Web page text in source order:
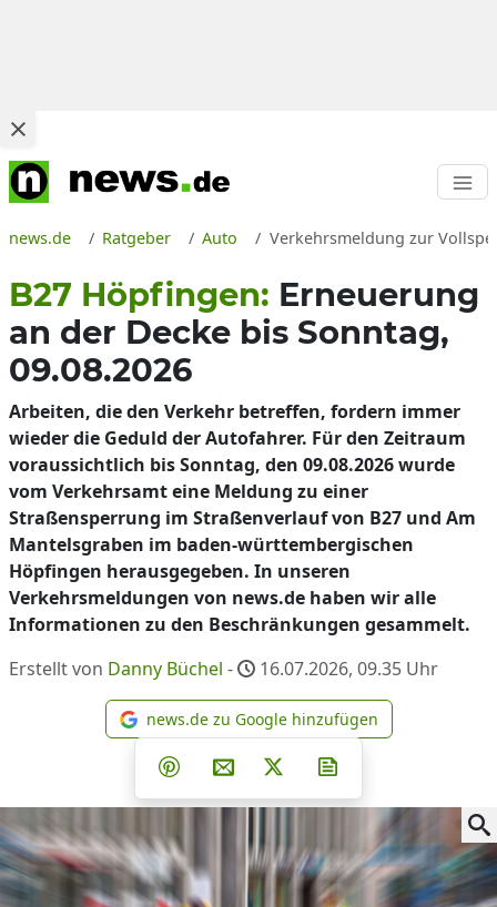
news.de Ratgeber Auto Verkehrsmeldung zur
B27 Höpfingen: Erneuerung
an der Decke bis Sonntag,
09.08.2026
Arbeiten, die den Verkehr betreffen, fordern immer
wieder die Geduld der Autofahrer. Für den Zeitraum
voraussichtlich bis Sonntag, den 09.08.2026 wurde
vom Verkehrsamt eine Meldung zu einer
Straßensperrung im Straßenverlauf von B27 und Am
Mantelsgraben im baden-württembergischen
Höpfingen herausgegeben. In unseren
Verkehrsmeldungen von news.de haben wir alle
Informationen zu den Beschränkungen gesammelt.
Erstellt von Danny Büchel - 16.07.2026, 09.35 Uhr
news.de zu Google
news.de zu Google hinzufügen
Teilen auf Facebook
Teilen auf Whatsapp
Teilen auf Telegram
Teilen auf Pinterest
Per E-Mail teilen
Post auf X